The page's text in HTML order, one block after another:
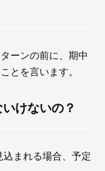
ーンの前に、期中
とを言います。
けないの？
込まれる場合、予定